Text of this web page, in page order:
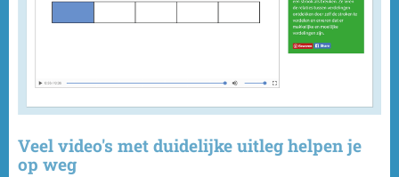
Veel video's met duidelijke uitleg helpen je
op weg